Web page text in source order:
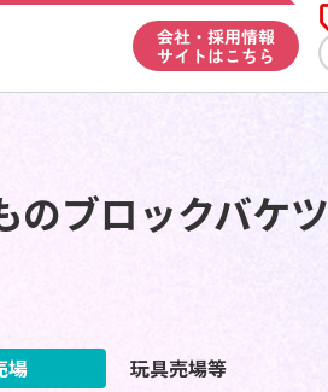
会社・採用情報
サイトはこちら
のブロックバケツ
場
玩具売場等